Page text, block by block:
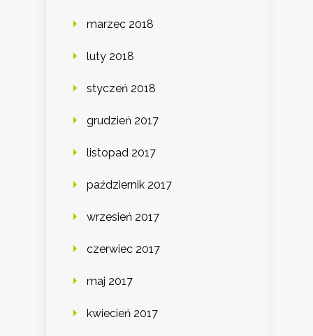
marzec 2018
luty 2018
styczeń 2018
grudzień 2017
listopad 2017
październik 2017
wrzesień 2017
czerwiec 2017
maj 2017
kwiecień 2017